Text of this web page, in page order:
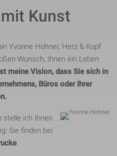
Kunst
Yvonne Hohner, Herz & Kopf
Wunsch, Ihnen ein Leben
meine Vision, dass Sie sich in
Büros oder Ihrer
stelle ich Ihnen
Sie finden bei
.